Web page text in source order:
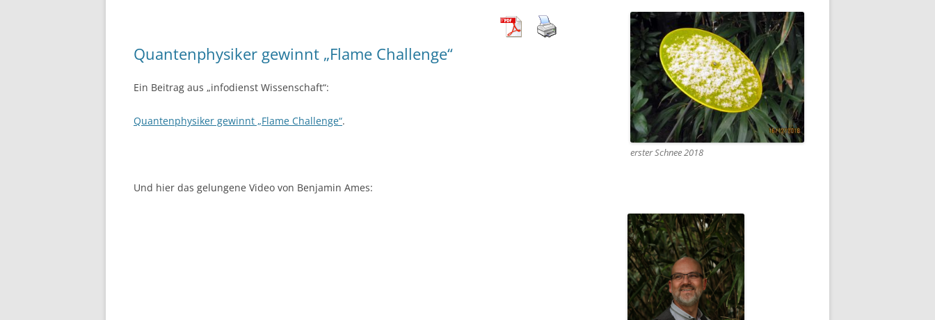
Quantenphysiker gewinnt „Flame Challenge“
Ein Beitrag aus „infodienst Wissenschaft“:
Quantenphysiker gewinnt „Flame Challenge“.
Und hier das gelungene Video von Benjamin Ames:
erster Schnee 2018